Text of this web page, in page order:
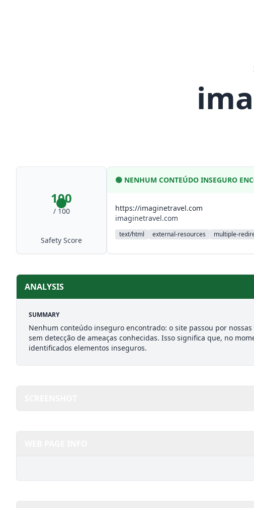
100
/ 100
Safety Score
🟢 NENHUM CONTEÚDO INSEGURO
https://imaginetravel.com
imaginetravel.com
text/html external-resources multiple-
ANALYSIS
SUMMARY
Nenhum conteúdo inseguro encontrado: o site passou por
sem detecção de ameaças conhecidas. Isso significa que, no
identificados elementos inseguros.